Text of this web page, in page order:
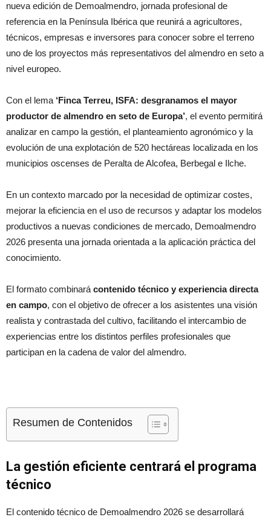
nueva edición de Demoalmendro, jornada profesional de
referencia en la Península Ibérica que reunirá a agricultores,
técnicos, empresas e inversores para conocer sobre el terreno
uno de los proyectos más representativos del almendro en seto a
nivel europeo.
Con el lema ‘Finca Terreu, ISFA: desgranamos el mayor
productor de almendro en seto de Europa’, el evento permitirá
analizar en campo la gestión, el planteamiento agronómico y la
evolución de una explotación de 520 hectáreas localizada en los
municipios oscenses de Peralta de Alcofea, Berbegal e Ilche.
En un contexto marcado por la necesidad de optimizar costes,
mejorar la eficiencia en el uso de recursos y adaptar los modelos
productivos a nuevas condiciones de mercado, Demoalmendro
2026 presenta una jornada orientada a la aplicación práctica del
conocimiento.
El formato combinará contenido técnico y experiencia directa
en campo, con el objetivo de ofrecer a los asistentes una visión
realista y contrastada del cultivo, facilitando el intercambio de
experiencias entre los distintos perfiles profesionales que
participan en la cadena de valor del almendro.
Resumen de Contenidos
La gestión eficiente centrará el programa
técnico
El contenido técnico de Demoalmendro 2026 se desarrollará